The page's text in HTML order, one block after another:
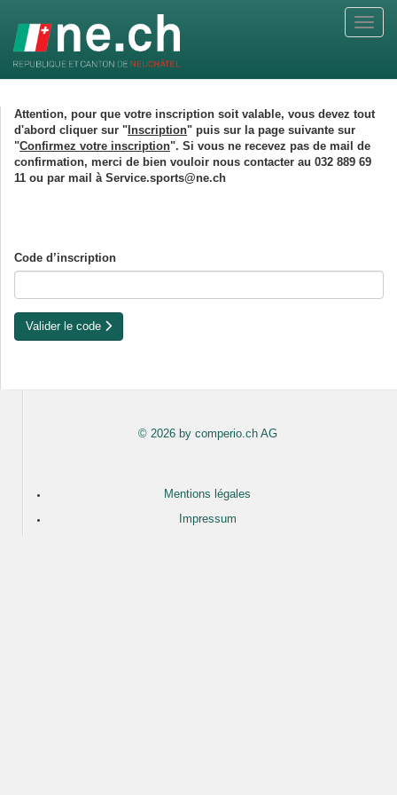
Attention, pour que votre inscription soit valable, vous devez tout
d'abord cliquer sur " Inscription" puis sur la page suivante sur
"Confirmez votre inscription". Si vous ne recevez pas de mail de
confirmation, merci de bien vouloir nous contacter au 032 889 69
11 ou par mail à Service.sports@ne.ch
Code d’inscription
Valider le code
© 2026 by comperio.ch AG
Mentions légales
Impressum